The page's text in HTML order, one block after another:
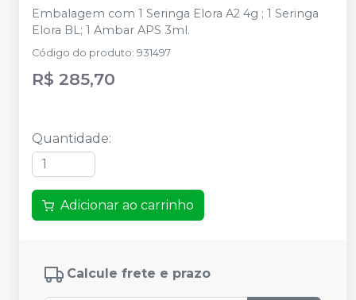
Embalagem com 1 Seringa Elora A2 4g ; 1 Seringa
Elora BL; 1 Ambar APS 3ml.
Código do produto: 931497
R$ 285,70
Quantidade:
Adicionar ao carrinho
Calcule frete e prazo